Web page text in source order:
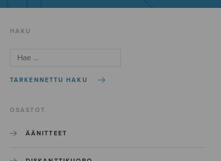
HAKU
TARKENNETTU HAKU
OSASTOT
ÄÄNITTEET